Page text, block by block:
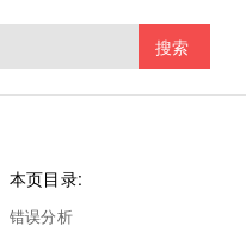
搜索
本页目录:
错误分析